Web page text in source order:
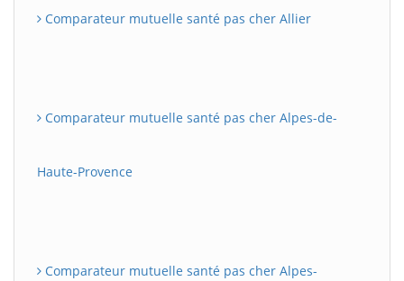
Comparateur mutuelle santé pas cher Allier
Comparateur mutuelle santé pas cher Alpes-de-
Haute-Provence
Comparateur mutuelle santé pas cher Alpes-